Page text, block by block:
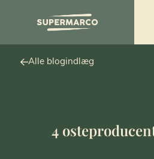
Alle blogindlæg
4